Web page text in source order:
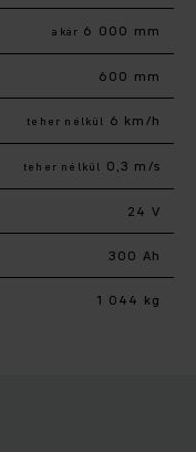
akár 6 000 mm
600 mm
teher nélkül 6 km/h
teher nélkül 0,3 m/s
24 V
300 Ah
1 044 kg